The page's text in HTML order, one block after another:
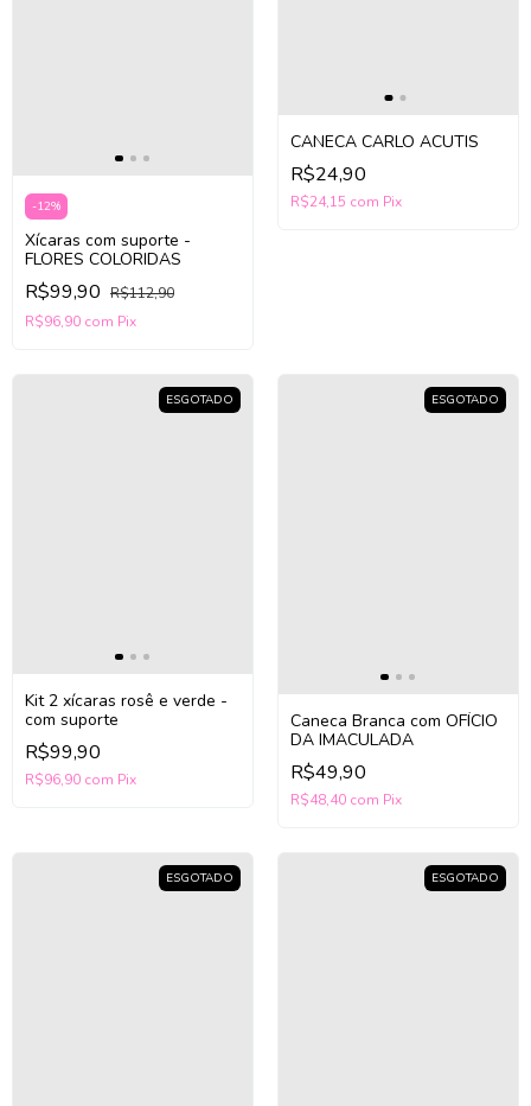
-12%
Xícaras com suporte -
FLORES COLORIDAS
R$99,90 R$112,90
R$96,90 com Pix
CANECA CARLO ACUTIS
R$24,90
R$24,15 com Pix
ESGOTADO
Kit 2 xícaras rosê e verde -
com suporte
R$99,90
R$96,90 com Pix
ESGOTADO
Caneca Branca com OFÍCIO
DA IMACULADA
R$49,90
R$48,40 com Pix
ESGOTADO ESGOTADO